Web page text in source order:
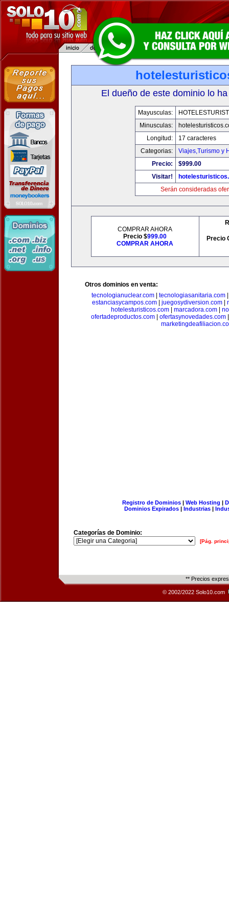
El dueño de este dominio lo
Mayusculas:
Minusculas:
Longitud:
17 caracteres
Categorias:
Viajes,Turismo y
Precio:
$999.00
Visitar!
Serán consideradas
COMPRAR AHORA
Precio $999.00
COMPRAR AHORA
Precio
Otros dominios en venta:
tecnologianuclear.com| tecnologiasanitaria.com
estanciasycampos.com| juegosydiversion.com|
hotelesturisticos.com
marcadora.com
ofertadeproductos.com| ofertasynovedades.com
Registro de Dominios| Web Hosting |
Dominios Expirados | Industrias |
Categorías de Dominio:
[Pág.
** Precios
© 2002/2022 Solo10.com